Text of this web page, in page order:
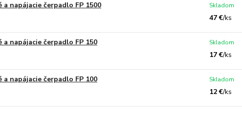
napájacie čerpadlo FP 1500
47 €/ks
Skladom
napájacie čerpadlo FP 150
17 €/ks
Skladom
napájacie čerpadlo FP 100
12 €/ks
Skladom